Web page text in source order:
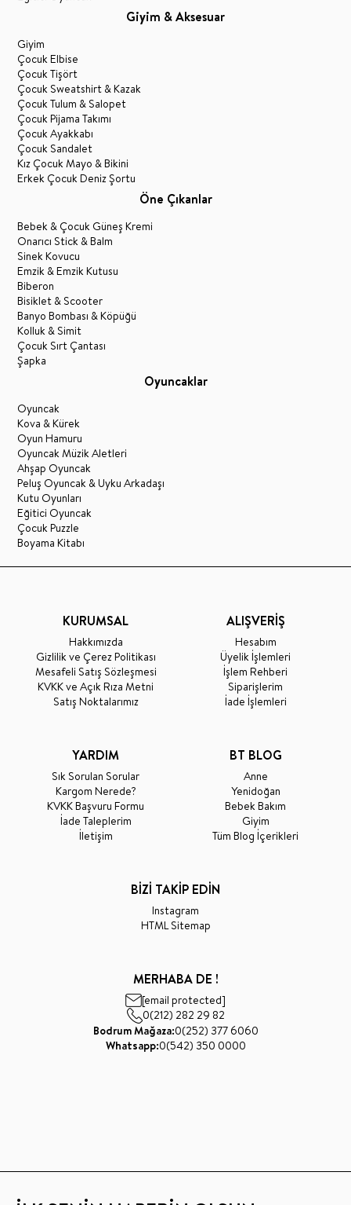
Giyim & Aksesuar
Giyim
Çocuk Elbise
Çocuk Tişört
Çocuk Sweatshirt & Kazak
Çocuk Tulum & Salopet
Çocuk Pijama Takımı
Çocuk Ayakkabı
Çocuk Sandalet
Kız Çocuk Mayo & Bikini
Erkek Çocuk Deniz Şortu
Öne Çıkanlar
Bebek & Çocuk Güneş Kremi
Onarıcı Stick & Balm
Sinek Kovucu
Emzik & Emzik Kutusu
Biberon
Bisiklet & Scooter
Banyo Bombası & Köpüğü
Kolluk & Simit
Çocuk Sırt Çantası
Şapka
Oyuncaklar
Oyuncak
Kova & Kürek
Oyun Hamuru
Oyuncak Müzik Aletleri
Ahşap Oyuncak
Peluş Oyuncak & Uyku Arkadaşı
Kutu Oyunları
Eğitici Oyuncak
Çocuk Puzzle
Boyama Kitabı
KURUMSAL
Hakkımızda
Gizlilik ve Çerez Politikası
Mesafeli Satış Sözleşmesi
KVKK ve Açık Rıza Metni
Satış Noktalarımız
ALIŞVERİŞ
Hesabım
Üyelik İşlemleri
İşlem Rehberi
Siparişlerim
İade İşlemleri
YARDIM
Sık Sorulan Sorular
Kargom Nerede?
KVKK Başvuru Formu
İade Taleplerim
İletişim
BT BLOG
Anne
Yenidoğan
Bebek Bakım
Giyim
Tüm Blog İçerikleri
BİZİ TAKİP EDİN
Instagram
HTML Sitemap
MERHABA DE !
[email protected]
0(212) 282 29 82
Bodrum Mağaza:0(252) 377 6060
Whatsapp:0(542) 350 0000